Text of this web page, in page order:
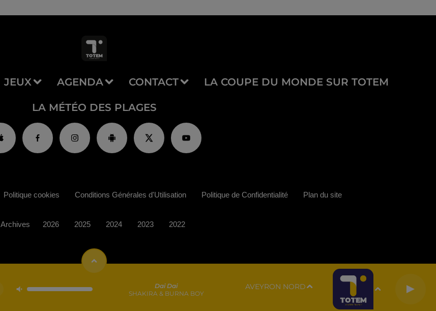
JEUX AGENDA CONTACT LA COUPE DU MONDE SUR TOTEM
LA MÉTÉO DES PLAGES
Dai Dai
SHAKIRA & BURNA BOY
AVEYRON NORD
Politique cookies Conditions Générales d'Utilisation Politique de Confidentialité Plan du site
Archives 2026 2025 2024 2023 2022